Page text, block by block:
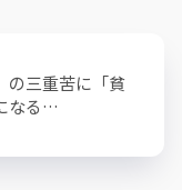
の三重苦に「貧
なる…